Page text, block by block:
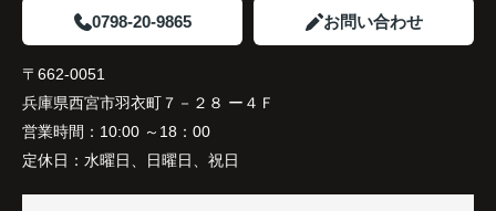
0798-20-9865 お問い合わせ
〒662-0051
兵庫県西宮市羽衣町７－２８ ー４Ｆ
営業時間： 10:00 ～18：00
定休日： 水曜日、日曜日、祝日